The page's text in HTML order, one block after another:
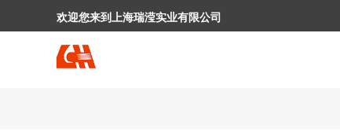
欢迎您来到上海瑞滢实业有限公司